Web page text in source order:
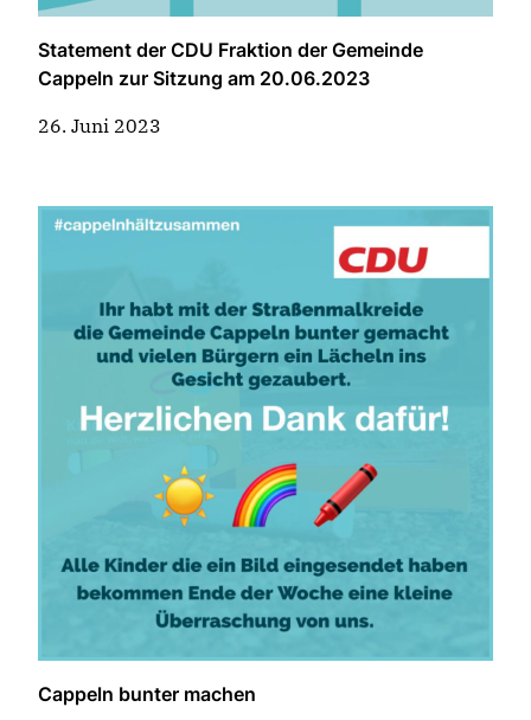
Statement der CDU Fraktion der Gemeinde
Cappeln zur Sitzung am 20.06.2023
26. Juni 2023
Cappeln bunter machen